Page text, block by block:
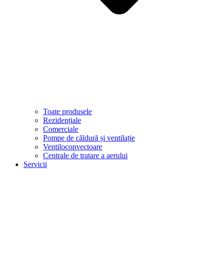
Toate produsele
Rezidențiale
Comerciale
Pompe de căldură și ventilație
Ventiloconvectoare
Centrale de tratare a aerului
Servicii